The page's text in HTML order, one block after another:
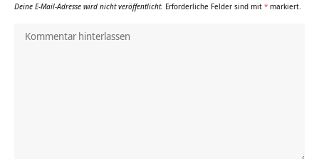
Deine E-Mail-Adresse wird nicht veröffentlicht. Erforderliche Felder sind mit * markiert.